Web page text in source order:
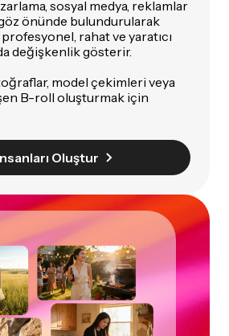
sosyal medya, reklamlar
önünde bulundurularak
rahat ve yaratıcı
değişkenlik gösterir.
model çekimleri veya
B-roll oluşturmak için
Oluştur